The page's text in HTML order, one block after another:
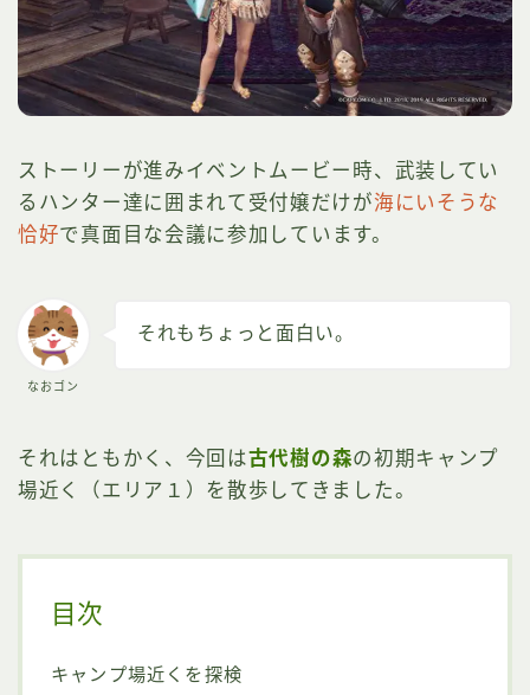
ストーリーが進みイベントムービー時、武装してい
るハンター達に囲まれて受付嬢だけが海にいそうな
恰好で真面目な会議に参加しています。
なおゴン
それもちょっと面白い。
それはともかく、今回は古代樹の森の初期キャンプ
場近く（エリア１）を散歩してきました。
目次
キャンプ場近くを探検